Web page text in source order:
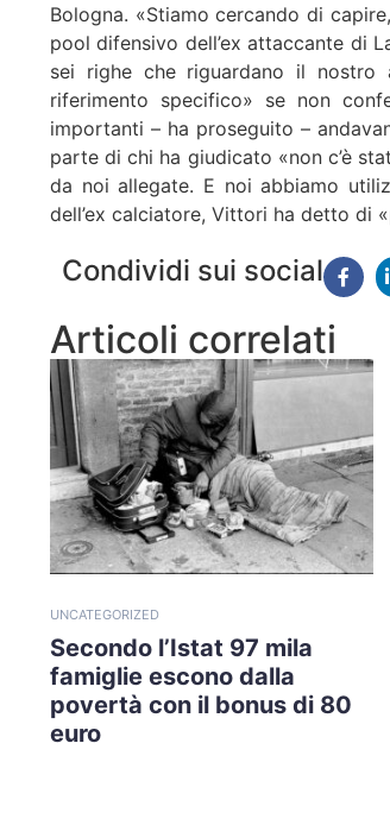
Bologna. «Stiamo cercando di
pool difensivo dell’ex attaccante di
sei righe che riguardano il nostro
riferimento specifico» se non
importanti – ha proseguito –
parte di chi ha giudicato «non c’è
da noi allegate. E noi abbiamo
dell’ex calciatore, Vittori ha detto di
Condividi sui social
Articoli correlati
UNCATEGORIZED
Secondo l’Istat 97 mila
famiglie escono dalla
povertà con il bonus di 80
euro